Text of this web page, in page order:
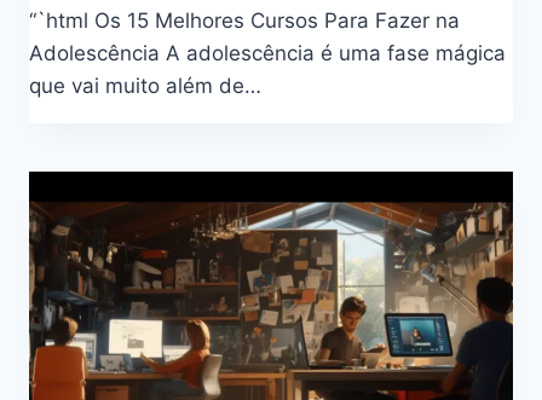
“`html Os 15 Melhores Cursos Para Fazer na
Adolescência A adolescência é uma fase mágica
que vai muito além de…